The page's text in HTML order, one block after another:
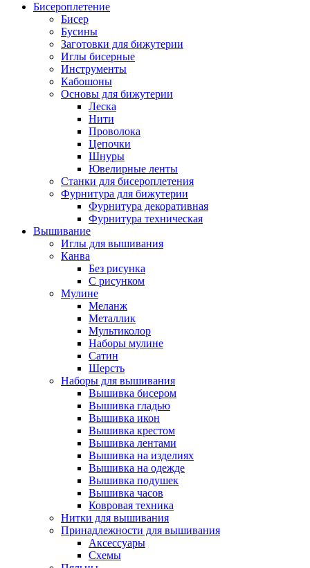
Бисероплетение
Бисер
Бусины
Заготовки для бижутерии
Иглы бисерные
Инструменты
Кабошоны
Основы для бижутерии
Леска
Нити
Проволока
Цепочки
Шнуры
Ювелирные ленты
Станки для бисероплетения
Фурнитура для бижутерии
Фурнитура декоративная
Фурнитура техническая
Вышивание
Иглы для вышивания
Канва
Без рисунка
С рисунком
Мулине
Меланж
Металлик
Мультиколор
Наборы мулине
Сатин
Шерсть
Наборы для вышивания
Вышивка бисером
Вышивка гладью
Вышивка икон
Вышивка крестом
Вышивка лентами
Вышивка на изделиях
Вышивка на одежде
Вышивка подушек
Вышивка часов
Ковровая техника
Нитки для вышивания
Принадлежности для вышивания
Аксессуары
Схемы